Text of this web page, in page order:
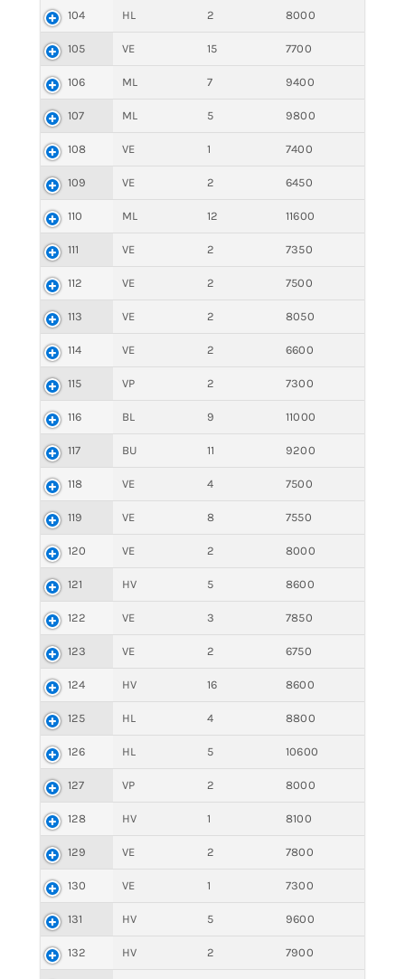
104 HL 2 8000
105 VE 15 7700
106 ML 7 9400
107 ML 5 9800
108 VE 1 7400
109 VE 2 6450
110 ML 12 11600
111 VE 2 7350
112 VE 2 7500
113 VE 2 8050
114 VE 2 6600
115 VP 2 7300
116 BL 9 11000
117 BU 11 9200
118 VE 4 7500
119 VE 8 7550
120 VE 2 8000
121 HV 5 8600
122 VE 3 7850
123 VE 2 6750
124 HV 16 8600
125 HL 4 8800
126 HL 5 10600
127 VP 2 8000
128 HV 1 8100
129 VE 2 7800
130 VE 1 7300
131 HV 5 9600
132 HV 2 7900